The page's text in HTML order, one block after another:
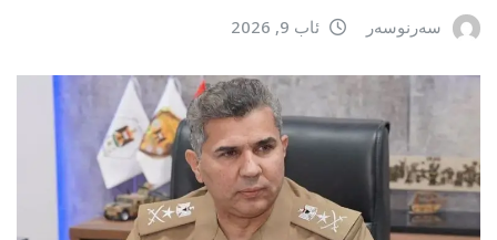
سەرنوسەر ئاب 9, 2026